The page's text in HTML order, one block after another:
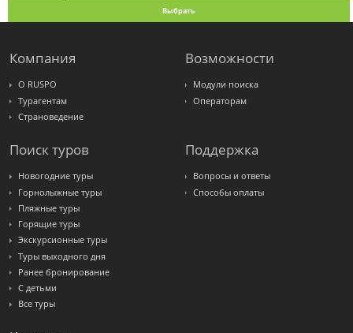
Выбрать
Компания
О RUSPO
Турагентам
Страноведение
Возможности
Модули поиска
Операторам
Поиск туров
Новогодние туры
Горнолыжные туры
Пляжные туры
Горящие туры
Экскурсионные туры
Туры выходного дня
Ранее бронирование
С детьми
Все туры
Поддержка
Вопросы и ответы
Способы оплаты